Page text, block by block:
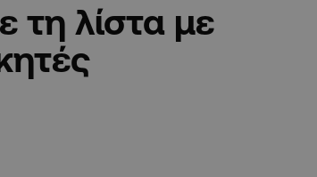
τη λίστα με